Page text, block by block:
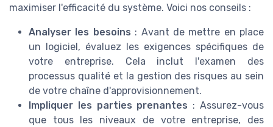
maximiser l'efficacité du système. Voici nos conseils :
Analyser les besoins : Avant de mettre en place
un logiciel, évaluez les exigences spécifiques de
votre entreprise. Cela inclut l'examen des
processus qualité et la gestion des risques au sein
de votre chaîne d'approvisionnement.
Impliquer les parties prenantes : Assurez-vous
que tous les niveaux de votre entreprise, des